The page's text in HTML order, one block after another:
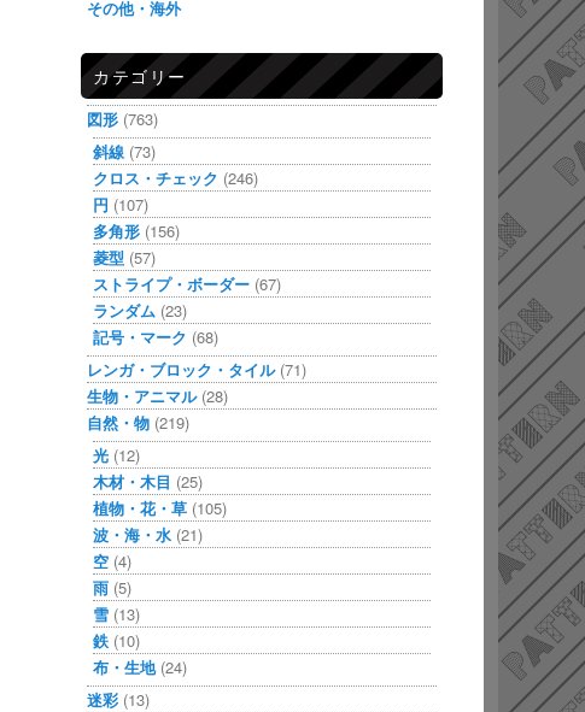
その他・海外
カテゴリー
図形 (763)
斜線 (73)
クロス・チェック (246)
円 (107)
多角形 (156)
菱型 (57)
ストライプ・ボーダー (67)
ランダム (23)
記号・マーク (68)
レンガ・ブロック・タイル(71)
生物・アニマル(28)
自然・物 (219)
光 (12)
木材・木目 (25)
植物・花・草 (105)
波・海・水 (21)
空 (4)
雨 (5)
雪 (13)
鉄 (10)
布・生地(24)
迷彩 (13)